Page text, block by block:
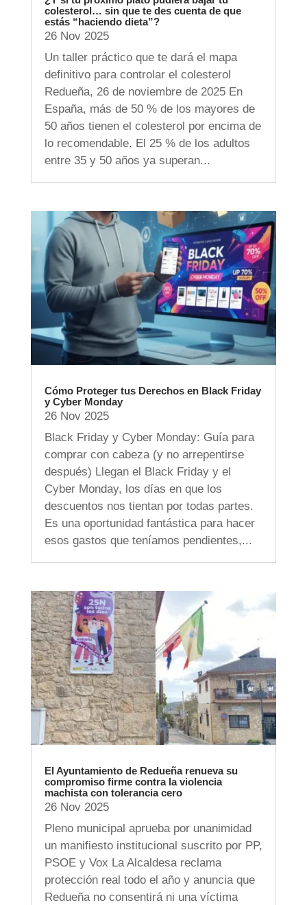
colesterol… sin que te des cuenta de que
estás “haciendo dieta”?
26 Nov 2025
Un taller práctico que te dará el mapa
definitivo para controlar el colesterol
Redueña, 26 de noviembre de 2025 En
España, más de 50 % de los mayores de
50 años tienen el colesterol por encima de
lo recomendable. El 25 % de los adultos
entre 35 y 50 años ya superan...
Cómo Proteger tus Derechos en Black Friday
y Cyber Monday
26 Nov 2025
Black Friday y Cyber Monday: Guía para
comprar con cabeza (y no arrepentirse
después) Llegan el Black Friday y el
Cyber Monday, los días en que los
descuentos nos tientan por todas partes.
Es una oportunidad fantástica para hacer
esos gastos que teníamos pendientes,...
El Ayuntamiento de Redueña renueva su
compromiso firme contra la violencia
machista con tolerancia cero
26 Nov 2025
Pleno municipal aprueba por unanimidad
un manifiesto institucional suscrito por PP,
PSOE y Vox La Alcaldesa reclama
protección real todo el año y anuncia que
Redueña no consentirá ni una víctima